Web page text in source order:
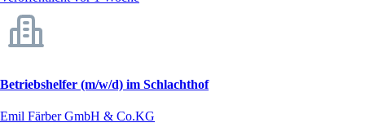
Betriebshelfer (m/w/d) im Schlachthof
Emil Färber GmbH & Co.KG